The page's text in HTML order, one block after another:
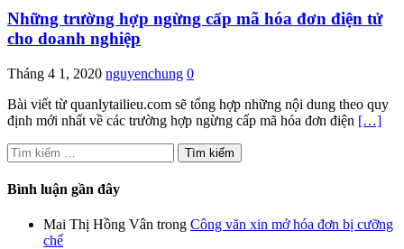
Những trường hợp ngừng cấp mã hóa đơn điện tử
cho doanh nghiệp
Tháng 4 1, 2020 nguyenchung 0
Bài viết từ quanlytailieu.com sẽ tổng hợp những nội dung theo quy
định mới nhất về các trường hợp ngừng cấp mã hóa đơn điện […]
Tìm
kiếm
cho:
Bình luận gần đây
Mai Thị Hồng Vân trong Công văn xin mở hóa đơn bị cưỡng
chế